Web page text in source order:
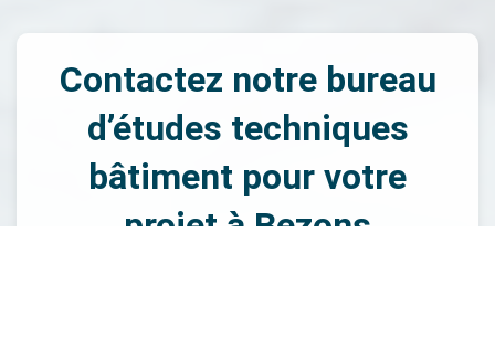
Contactez notre bureau
d’études techniques
bâtiment pour votre
projet à Bezons